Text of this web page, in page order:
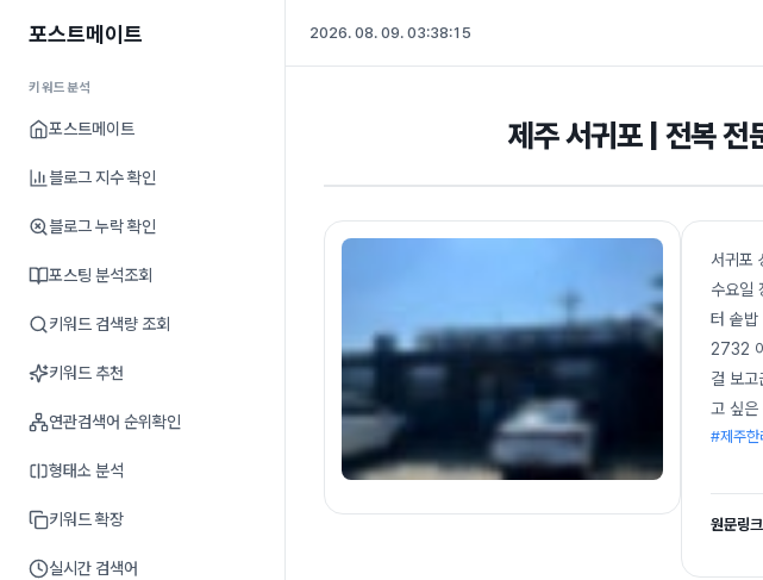
포스트메이트
키워드분석
포스트메이트
블로그 지수 확인
블로그 누락 확인
포스팅 분석조회
키워드 검색량 조회
키워드 추천
연관검색어 순위확인
형태소 분석
키워드 확장
실시간 검색어
2026. 08. 09. 03:38:16
제주 서귀포 | 전복 전
서귀포
수요일
터 솥밥
2732
걸 보
고 싶은
#제주한
원문링크